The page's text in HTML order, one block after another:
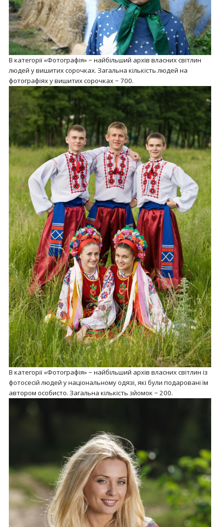
В категорії «Фотографія» − найбільший архів власних світлин
людей у вишитих сорочках. Загальна кількість людей на
фотографіях у вишитих сорочках − 700.
В категорії «Фотографія» − найбільший архів власних світлин із
фотосесій людей у національному одязі, які були подаровані їм
автором особисто. Загальна кількість зйомок − 200.